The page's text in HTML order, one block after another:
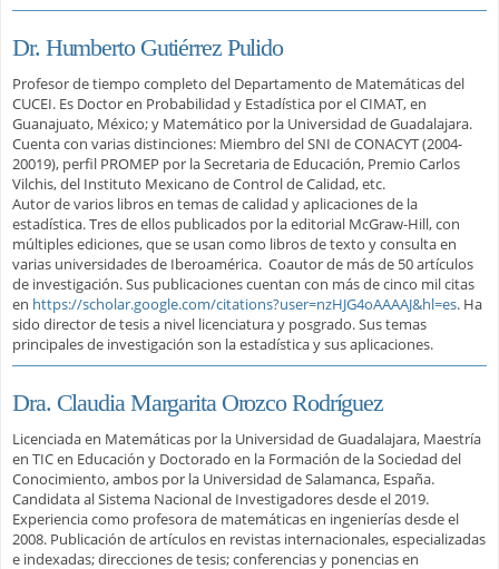
Dr. Humberto Gutiérrez Pulido
Profesor de tiempo completo del Departamento de Matemáticas del
CUCEI. Es Doctor en Probabilidad y Estadística por el CIMAT, en
Guanajuato, México; y Matemático por la Universidad de Guadalajara.
Cuenta con varias distinciones: Miembro del SNI de CONACYT (2004-
20019), perfil PROMEP por la Secretaria de Educación, Premio Carlos
Vilchis, del Instituto Mexicano de Control de Calidad, etc.
Autor de varios libros en temas de calidad y aplicaciones de la
estadística. Tres de ellos publicados por la editorial McGraw-Hill, con
múltiples ediciones, que se usan como libros de texto y consulta en
varias universidades de Iberoamérica. Coautor de más de 50 artículos
de investigación. Sus publicaciones cuentan con más de cinco mil citas
en https://scholar.google.com/citations?user=nzHJG4oAAAAJ&hl=es. Ha
sido director de tesis a nivel licenciatura y posgrado. Sus temas
principales de investigación son la estadística y sus aplicaciones.
Dra. Claudia Margarita Orozco Rodríguez
Licenciada en Matemáticas por la Universidad de Guadalajara, Maestría
en TIC en Educación y Doctorado en la Formación de la Sociedad del
Conocimiento, ambos por la Universidad de Salamanca, España.
Candidata al Sistema Nacional de Investigadores desde el 2019.
Experiencia como profesora de matemáticas en ingenierías desde el
2008. Publicación de artículos en revistas internacionales, especializadas
e indexadas; direcciones de tesis; conferencias y ponencias en